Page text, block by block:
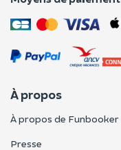
À propos
À propos de Funbooker
Presse